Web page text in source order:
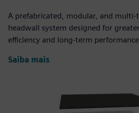
A prefabricated, modular, and multi-
headwall system designed for
efficiency and long-term
Saiba mais